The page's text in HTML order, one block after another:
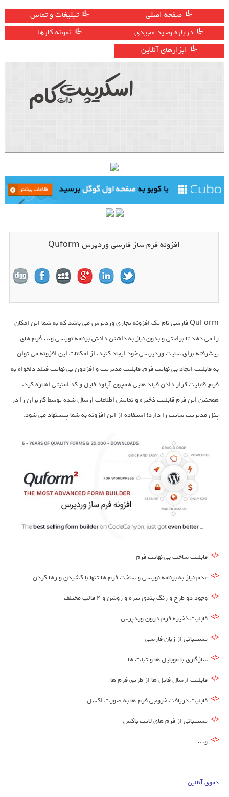
صفحه اصلی
تبلیغات و تماس
درباره وحید مجیدی
نمونه کارها
ابزارهای آنلاین
افزونه فرم ساز فارسی وردپرس Quform
QuForm فارسی نام یک افزونه تجاری وردپرس می باشد که به شما این امکان
را می دهد تا براحتی و بدون نیاز به داشتن دانش برنامه نویسی و… فرم های
پیشرفته برای سایت وردپرسی خود ایجاد کنید. از امکانات این افزونه می توان
به قابلیت ایجاد بی نهایت فرم, قابلیت مدیریت و افزدون بی نهایت فیلد دلخواه به
فرم, قابلیت قرار دادن فیلد هایی همچون آپلود فایل و کد امنیتی اشاره کرد.
همچنین این فرم قابلیت ذخیره و نمایش اطلاعات ارسال شده توسط کاربران را در
پنل مدیریت سایت را دارد! استفاده از این افزونه به شما پیشنهاد می شود.
قابلیت ساخت بی نهایت فرم
عدم نیاز به برنامه نویسی و ساخت فرم ها تنها با کشیدن و رها کردن
وجود دو طرح و رنگ بندی تیره و روشن و 4 قالب مختلف
قابلیت ذخیره فرم درون وردپرس
پشتیبانی از زبان فارسی
سازگاری با موبایل ها و تبلت ها
قابلیت ارسال فایل ها از طریق فرم ها
قابلیت دریافت خروجی فرم ها به صورت اکسل
پشتیبانی از فرم های لایت باکس
و…
دموی آنلاین